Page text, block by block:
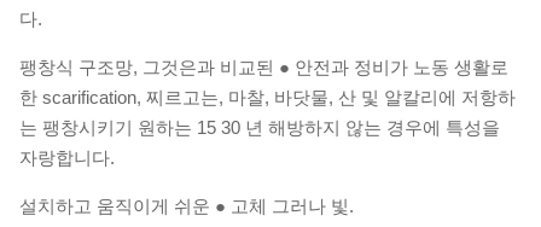
다.
팽창식 구조망, 그것은과 비교된 ● 안전과 정비가 노동 생활로
한 scarification, 찌르고는, 마찰, 바닷물, 산 및 알칼리에 저항하
는 팽창시키기 원하는 15 30 년 해방하지 않는 경우에 특성을
자랑합니다.
설치하고 움직이게 쉬운 ● 고체 그러나 빛.